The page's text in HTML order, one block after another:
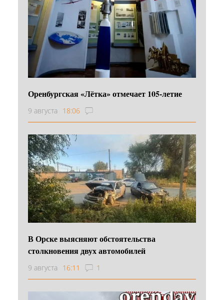
Оренбургская «Лётка» отмечает 105-летие
9 августа 18:06
В Орске выясняют обстоятельства
столкновения двух автомобилей
9 августа 16:11 1